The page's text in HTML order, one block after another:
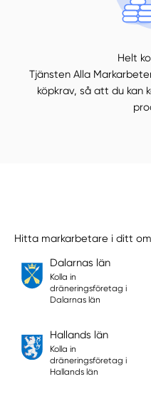
Helt
Tjänsten Alla
köpkrav, så att du kan
Hitta markarbetare i ditt
Dalarnas län
Kolla in
dräneringsföretag i
Dalarnas län
Hallands län
Kolla in
dräneringsföretag i
Hallands län